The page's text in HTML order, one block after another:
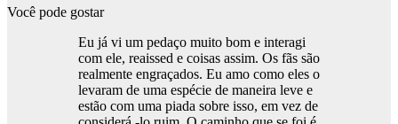
Você pode gostar
Eu já vi um pedaço muito bom e interagi
com ele, reaissed e coisas assim. Os fãs são
realmente engraçados. Eu amo como eles o
levaram de uma espécie de maneira leve e
estão com uma piada sobre isso, em vez de